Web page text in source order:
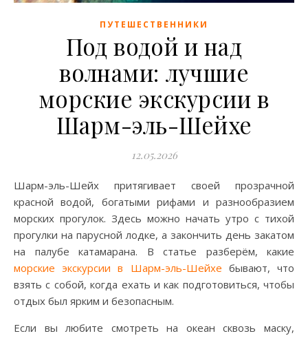
ПУТЕШЕСТВЕННИКИ
Под водой и над
волнами: лучшие
морские экскурсии в
Шарм-эль-Шейхе
12.05.2026
Шарм-эль-Шейх притягивает своей прозрачной
красной водой, богатыми рифами и разнообразием
морских прогулок. Здесь можно начать утро с тихой
прогулки на парусной лодке, а закончить день закатом
на палубе катамарана. В статье разберём, какие
морские экскурсии в Шарм-эль-Шейхе бывают, что
взять с собой, когда ехать и как подготовиться, чтобы
отдых был ярким и безопасным.
Если вы любите смотреть на океан сквозь маску,